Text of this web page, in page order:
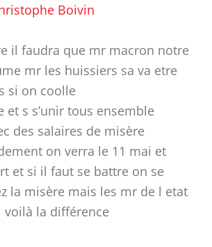
Boivin
il faudra que mr macron notre
mr les huissiers sa va etre
si on coolle
et s s’unir tous ensemble
des salaires de misère
on verra le 11 mai et
et si il faut se battre on se
la misère mais les mr de l etat
voilà la différence